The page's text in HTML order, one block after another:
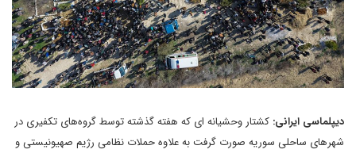
دیپلماسی ایرانی: کشتار وحشیانه ای که هفته گذشته توسط گروه‌های تکفیری در
شهرهای ساحلی سوریه صورت گرفت به علاوه حملات نظامی رژیم صهیونیستی و